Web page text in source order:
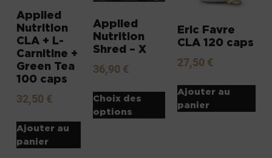
Applied
Nutrition
CLA + L-
Carnitine +
Green Tea
100 caps
32,50 €
Ajouter au
panier
Applied
Nutrition
Shred – X
36,90 €
Choix des
options
Eric Favre
CLA 120 caps
27,50 €
Ajouter au
panier